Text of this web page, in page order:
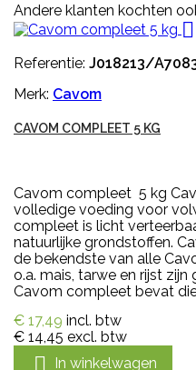
Andere klanten kochten

Referentie: J018213/
Merk: Cavom
CAVOM COMPLEET 5 KG
Cavom compleet 5 kg
volledige voeding voor
compleet is licht
natuurlijke grondstoffen.
de bekendste van alle
o.a. mais, tarwe en rijst
Cavom compleet bevat
€ 17,49 incl. btw
€ 14,45 excl. btw
 In winkelwagen